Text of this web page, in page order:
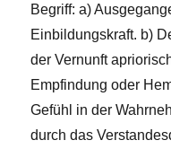
Begriff: a)
Einbildungskraft. b)
der Vernunft
Empfindung oder
Gefühl in der
durch das